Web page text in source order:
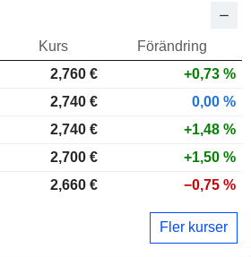
Kurs
Förändring
2,760 €
+0,73 %
2,740 €
0,00 %
2,740 €
+1,48 %
2,700 €
+1,50 %
2,660 € −0,75 %
Fler kurser